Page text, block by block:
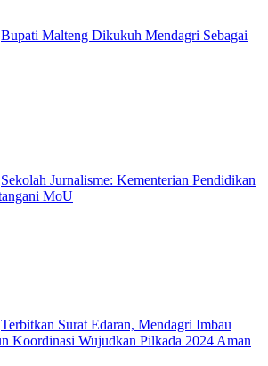
Bupati Malteng Dikukuh Mendagri Sebagai
Sekolah Jurnalisme: Kementerian Pendidikan
MoU
Terbitkan Surat Edaran, Mendagri Imbau
Koordinasi Wujudkan Pilkada 2024 Aman